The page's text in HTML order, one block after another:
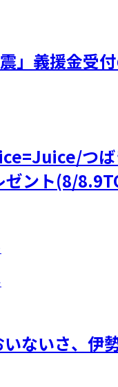
」義援金受
つば
ント(8/
ないさ、伊